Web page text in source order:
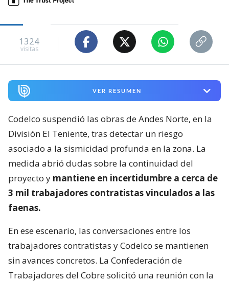
1324
visitas
VER RESUMEN
Codelco suspendió las obras de Andes Norte, en la
División El Teniente, tras detectar un riesgo
asociado a la sismicidad profunda en la zona. La
medida abrió dudas sobre la continuidad del
proyecto y mantiene en incertidumbre a cerca de
3 mil trabajadores contratistas vinculados a las
faenas.
En ese escenario, las conversaciones entre los
trabajadores contratistas y Codelco se mantienen
sin avances concretos. La Confederación de
Trabajadores del Cobre solicitó una reunión con la